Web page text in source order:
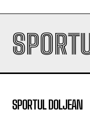
SPORTUL DOLJEAN